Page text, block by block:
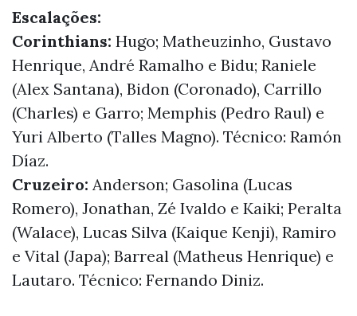
Escalações:
Corinthians: Hugo; Matheuzinho, Gustavo
Henrique, André Ramalho e Bidu; Raniele
(Alex Santana), Bidon (Coronado), Carrillo
(Charles) e Garro; Memphis (Pedro Raul) e
Yuri Alberto (Talles Magno). Técnico: Ramón
Díaz.
Cruzeiro: Anderson; Gasolina (Lucas
Romero), Jonathan, Zé Ivaldo e Kaiki; Peralta
(Walace), Lucas Silva (Kaique Kenji), Ramiro
e Vital (Japa); Barreal (Matheus Henrique) e
Lautaro. Técnico: Fernando Diniz.